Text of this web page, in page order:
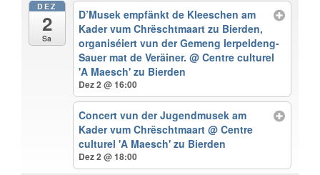
DEZ
2
Sa
D’Musek empfänkt de Kleeschen am
Kader vum Chrëschtmaart zu Bierden,
organiséiert vun der Gemeng Ierpeldeng-
Sauer mat de Veräiner.@ Centre culturel
'A Maesch' zu Bierden
Dez 2 @ 16:00
Concert vun der Jugendmusek am
Kader vum Chrëschtmaart@ Centre
culturel 'A Maesch' zu Bierden
Dez 2 @ 18:00